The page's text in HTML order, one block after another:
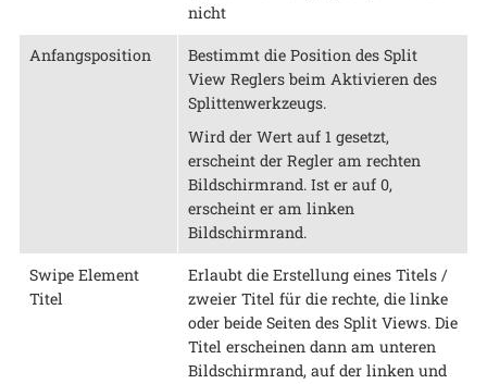
nicht
Anfangsposition
Bestimmt die Position des Split
View Reglers beim Aktivieren des
Splittenwerkzeugs.
Wird der Wert auf 1 gesetzt,
erscheint der Regler am rechten
Bildschirmrand. Ist er auf 0,
erscheint er am linken
Bildschirmrand.
Swipe Element
Titel
Erlaubt die Erstellung eines Titels /
zweier Titel für die rechte, die linke
oder beide Seiten des Split Views. Die
Titel erscheinen dann am unteren
Bildschirmrand, auf der linken und